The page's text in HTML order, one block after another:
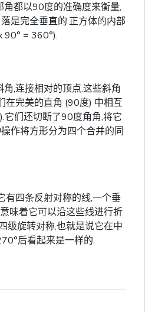
都以90度的准确度来衡量,
是完全垂直的.正方体的内部
90° = 360°).
,连接相对的顶点.这些斜角
在完美的直角 (90度) 中相互
它们还切断了90度角角,将它
作将方形分为四个合并的同
有四条反射对称的线,一个垂
味着它可以沿这些线进行折
级旋转对称,也就是说它在中
后看起来是一样的.